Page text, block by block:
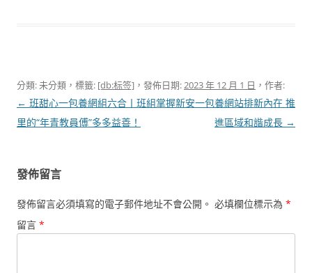
分類: 未分類，標籤: [db:标签] ，發佈日期:2023 年 12 月 1 日 ，作者:
文
章
← 班甜心一包養網組六合丨班組
里的“年青教員傅”多多益善！
掌握新安一包養網站排新內在 推
進區域和諧成長 →
發佈留言
發佈留言必須填寫的電子郵件地址不會公開。 必填欄位標示為 *
留言 *